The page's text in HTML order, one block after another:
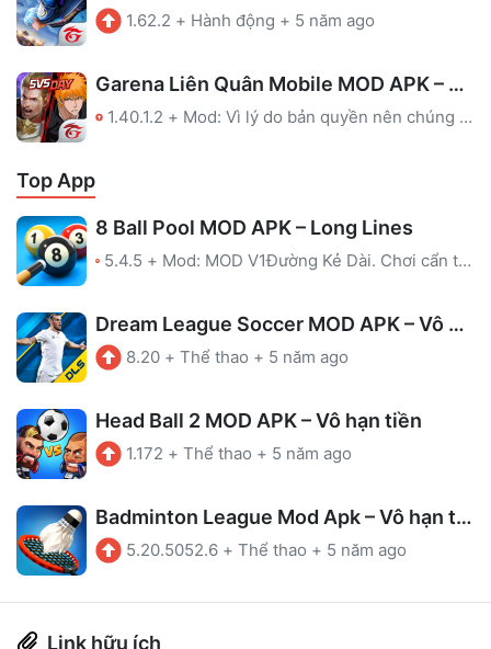
1.62.2 + Hành động + 5 năm ago
Garena Liên Quân Mobile MOD APK – Map, Full Skin
1.40.1.2 + Mod: Vì lý do bản quyền nên chúng tôi đã gỡ file MOD của game này. Bạn có thể ủng hộ nhà phát triển qua link tải ở Google Play.
Top App
8 Ball Pool MOD APK – Long Lines
5.4.5 + Mod: MOD V1Đường Kẻ Dài. Chơi cẩn thận, để tránh bị cấm!MOD V2Hiển thị hướng dẫn kẻ trong phòng không có hướng dẫn.MOD V3Hiển thị hướng dẫn kẻ trong phòng không có hướng dẫn.Chống cấmLeague được kích hoạt
Dream League Soccer MOD APK – Vô hạn tiền
8.20 + Thể thao + 5 năm ago
Head Ball 2 MOD APK – Vô hạn tiền
1.172 + Thể thao + 5 năm ago
Badminton League Mod Apk – Vô hạn tiền
5.20.5052.6 + Thể thao + 5 năm ago
Link hữu ích